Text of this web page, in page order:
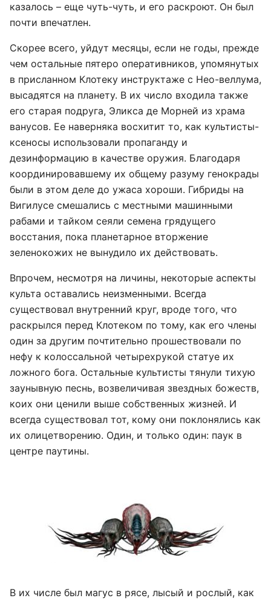
казалось – еще чуть-чуть, и его раскроют. Он был
почти впечатлен.
Скорее всего, уйдут месяцы, если не годы, прежде
чем остальные пятеро оперативников, упомянутых
в присланном Клотеку инструктаже с Нео-веллума,
высадятся на планету. В их число входила также
его старая подруга, Эликса де Морней из храма
ванусов. Ее наверняка восхитит то, как культисты-
ксеносы использовали пропаганду и
дезинформацию в качестве оружия. Благодаря
координировавшему их общему разуму генокрады
были в этом деле до ужаса хороши. Гибриды на
Вигилусе смешались с местными машинными
рабами и тайком сеяли семена грядущего
восстания, пока планетарное вторжение
зеленокожих не вынудило их действовать.
Впрочем, несмотря на личины, некоторые аспекты
культа оставались неизменными. Всегда
существовал внутренний круг, вроде того, что
раскрылся перед Клотеком по тому, как его члены
один за другим почтительно прошествовали по
нефу к колоссальной четырехрукой статуе их
ложного бога. Остальные культисты тянули тихую
заунывную песнь, возвеличивая звездных божеств,
коих они ценили выше собственных жизней. И
всегда существовал тот, кому они поклонялись как
их олицетворению. Один, и только один: паук в
центре паутины.
В их числе был магус в рясе, лысый и рослый, как